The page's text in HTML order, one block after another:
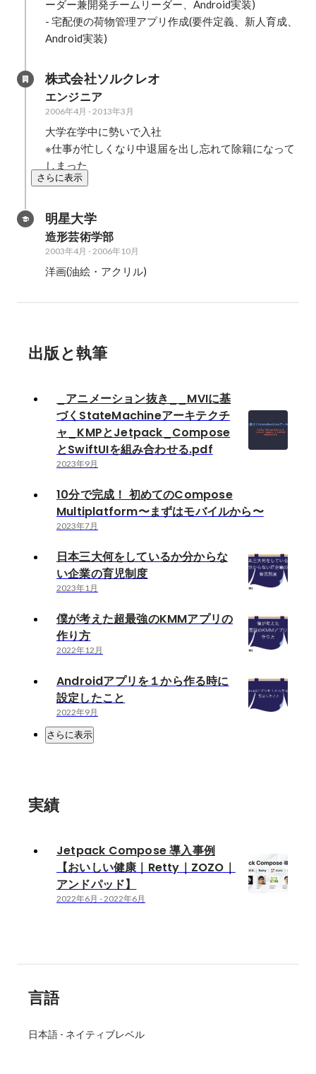
ーダー兼開発チームリーダー、Android実装)
- 宅配便の荷物管理アプリ作成(要件定義、新人育成、
Android実装)
株式会社ソルクレオ
エンジニア
2006年4月 -2013年3月
大学在学中に勢いで入社
※仕事が忙しくなり中退届を出し忘れて除籍になって
しまった
さらに表示
明星大学
造形芸術学部
2003年4月 -2006年10月
洋画(油絵・アクリル)
出版と執筆
_アニメーション抜き__MVIに基
づくStateMachineアーキテクチ
ャ_KMPとJetpack_Compose
とSwiftUIを組み合わせる.pdf
2023年9月
10分で完成！ 初めてのCompose
Multiplatform〜まずはモバイルから〜
2023年7月
日本三大何をしているか分からな
い企業の育児制度
2023年1月
僕が考えた超最強のKMMアプリの
作り方
2022年12月
Androidアプリを１から作る時に
設定したこと
2022年9月
さらに表示
実績
Jetpack Compose 導入事例
【おいしい健康｜Retty｜ZOZO｜
アンドパッド】
2022年6月 -2022年6月
言語
日本語 - ネイティブレベル